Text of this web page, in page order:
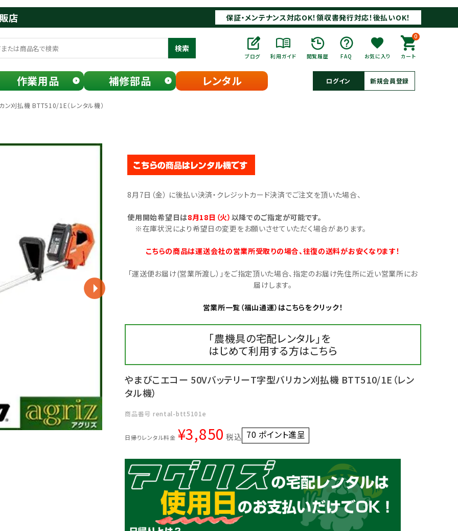
店 保証・メンテナンス対応OK！領収書発行対応！後払いOK！
検索
ブログ 利用ガイド 閲覧履歴 FAQ お気に入り
0
カート
作業用品 補修部品 レンタル ログイン 新規会員登録
刈払機 BTT510/1E（レンタル機）
8月7日（金） に後払い決済・クレジットカード決済でご注文を頂いた場合、
使用開始希望日は8月18日（火） 以降でのご指定が可能です。
※在庫状況により希望日の変更をお願いさせていただく場合があります。
こちらの商品は運送会社の営業所受取りの場合、往復の送料がお安くなります！
「運送便お届け(営業所渡し）」をご指定頂いた場合、指定のお届け先住所に近い営業所にお
届けします。
営業所一覧（福山通運）はこちらをクリック！
「農機具の宅配レンタル」を
はじめて利用する方はこちら
やまびこエコー 50VバッテリーT字型バリカン刈払機 BTT510/1E（レン
タル機）
商品番号 rental-btt5101e
日帰りレンタル料金 ¥3,850 税込 70 ポイント進呈 ]